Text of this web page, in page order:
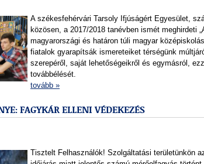
A székesfehérvári Tarsoly Ifjúságért Egyesület,
közösen, a 2017/2018 tanévben ismét meghirdeti
magyarországi és határon túli magyar
fiatalok gyarapítsák ismereteiket térségünk
szerepéről, saját lehetőségeikről és egymásról,
továbbélését.
tovább »
FAGYKÁR ELLENI VÉDEKEZÉS
Tisztelt Felhasználók! Szolgáltatási területünkön